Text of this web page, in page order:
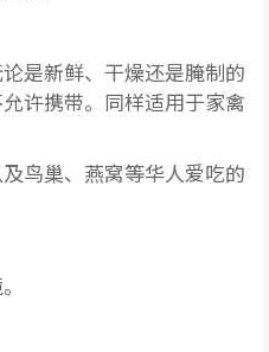
是新鲜、干燥还是腌制的
许携带。同样适用于家禽
鸟巢、燕窝等华人爱吃的